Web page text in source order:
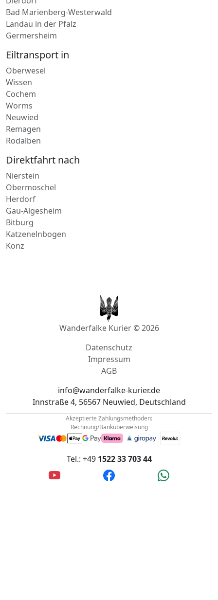
Landau in der Pfalz
Germersheim
Eiltransport in
Oberwesel
Wissen
Cochem
Worms
Neuwied
Remagen
Rodalben
Direktfahrt nach
Nierstein
Obermoschel
Herdorf
Gau-Algesheim
Bitburg
Katzenelnbogen
Konz
Wanderfalke Kurier © 2026
Impressum
AGB
Innstraße 4, 56567 Neuwied, Deutschland
Akzeptierte Zahlungsmethoden:
Rechnung/Banküberweisung